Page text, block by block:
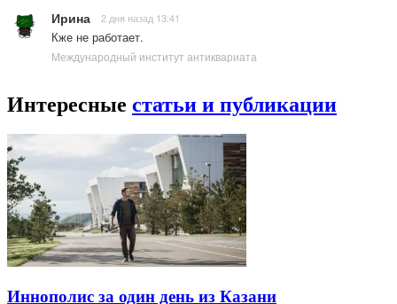
Ирина 2 дня назад 13:41
Кже не работает.
Международный институт антиквариата
Интересные статьи и публикации
Иннополис за один день из Казани